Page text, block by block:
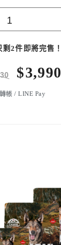
剩2件即將完售！
$3,990
帳 / LINE Pay